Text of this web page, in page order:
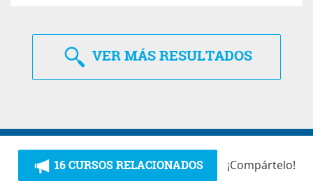
VERMÁS RESULTADOS
16 CURSOS RELACIONADOS ¡Compártelo!